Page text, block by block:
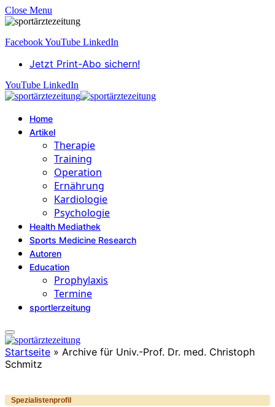
Close Menu
FacebookYouTube LinkedIn
Jetzt Print-Abo sichern!
YouTube LinkedIn
Home
Artikel
Therapie
Training
Operation
Ernährung
Kardiologie
Psychologie
Health Mediathek
Sports Medicine Research
Autoren
Education
Prophylaxis
Termine
sportlerzeitung
Startseite » Archive für Univ.-Prof. Dr. med. Christoph
Schmitz
Spezialistenprofil